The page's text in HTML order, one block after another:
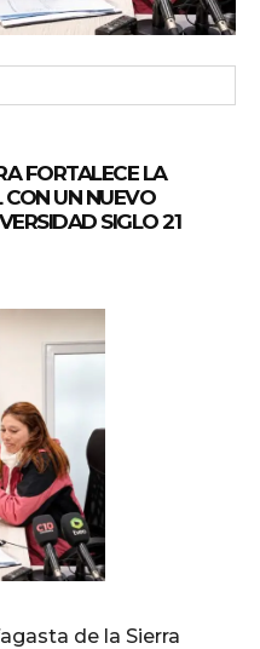
FORTALECE LA
UN NUEVO
SIGLO 21
de la Sierra